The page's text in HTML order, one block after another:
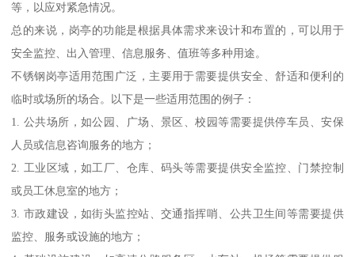
等，以应对紧急情况。
总的来说，岗亭的功能是根据具体需求来设计和布置的，可以用于
安全监控、出入管理、信息服务、值班等多种用途。
不锈钢岗亭适用范围广泛，主要用于需要提供安全、舒适和便利的
临时或场所的场合。以下是一些适用范围的例子：
1. 公共场所，如公园、广场、景区、校园等需要提供停车员、安保
人员或信息咨询服务的地方；
2. 工业区域，如工厂、仓库、码头等需要提供安全监控、门禁控制
或员工休息室的地方；
3. 市政建设，如街头监控站、交通指挥哨、公共卫生间等需要提供
监控、服务或设施的地方；